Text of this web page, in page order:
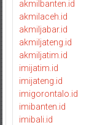
akmilbanten.id
akmilaceh.id
akmiljabar.id
akmiljateng.id
akmiljatim.id
imijatim.id
imijateng.id
imigorontalo.id
imibanten.id
imibali.id